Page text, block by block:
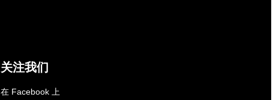
关注我们
在 Facebook 上